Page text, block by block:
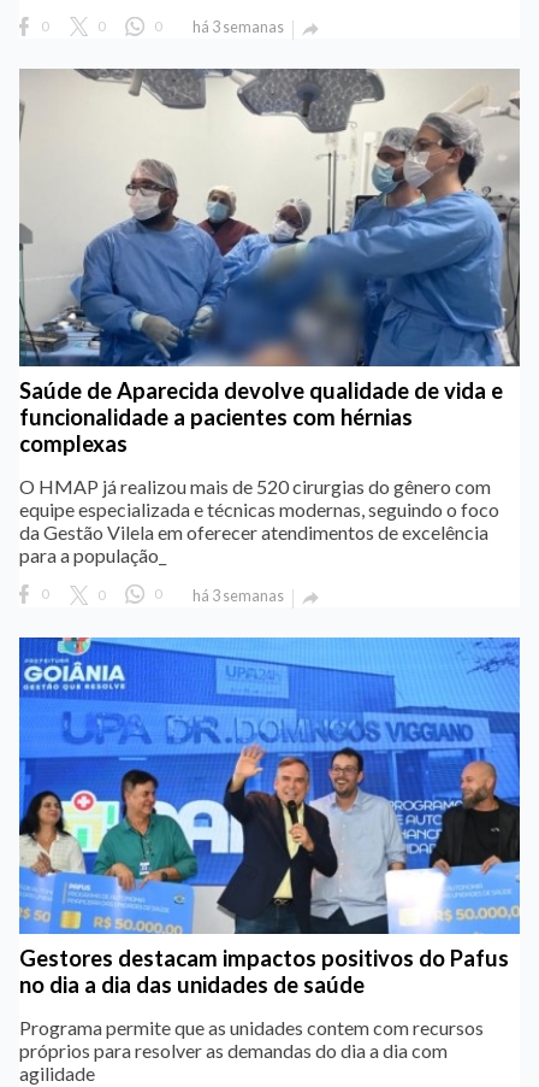
0 0 0 há 3 semanas 
Saúde de Aparecida devolve qualidade de vida e
funcionalidade a pacientes com hérnias
complexas
O HMAP já realizou mais de 520 cirurgias do gênero com
equipe especializada e técnicas modernas, seguindo o foco
da Gestão Vilela em oferecer atendimentos de excelência
para a população_
0 0 0 há 3 semanas 
Gestores destacam impactos positivos do Pafus
no dia a dia das unidades de saúde
Programa permite que as unidades contem com recursos
próprios para resolver as demandas do dia a dia com
agilidade